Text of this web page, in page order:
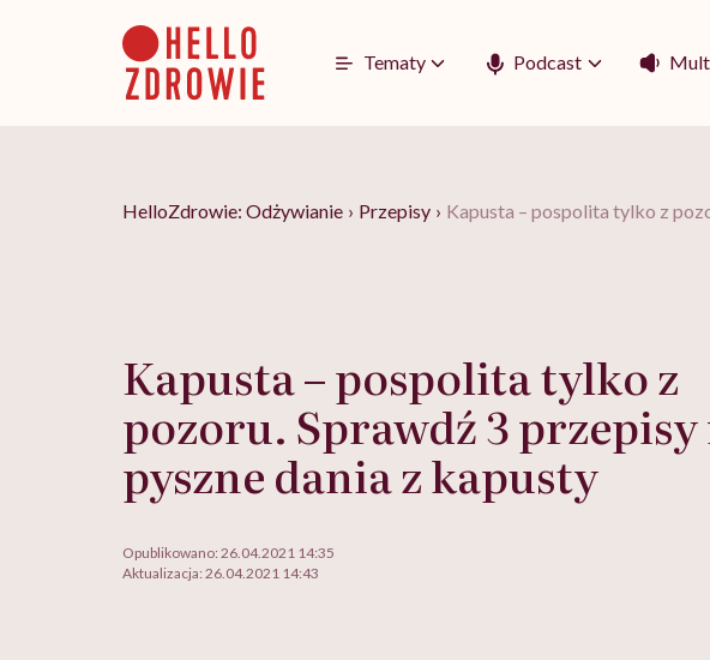
Tematy Podcast
HelloZdrowie: Odżywianie › Przepisy › Kapusta – pospolita tylko z
Kapusta – pospolita tylko z
pozoru. Sprawdź 3 przepisy
pyszne dania z kapusty
Opublikowano: 26.04.2021 14:35
Aktualizacja: 26.04.2021 14:43